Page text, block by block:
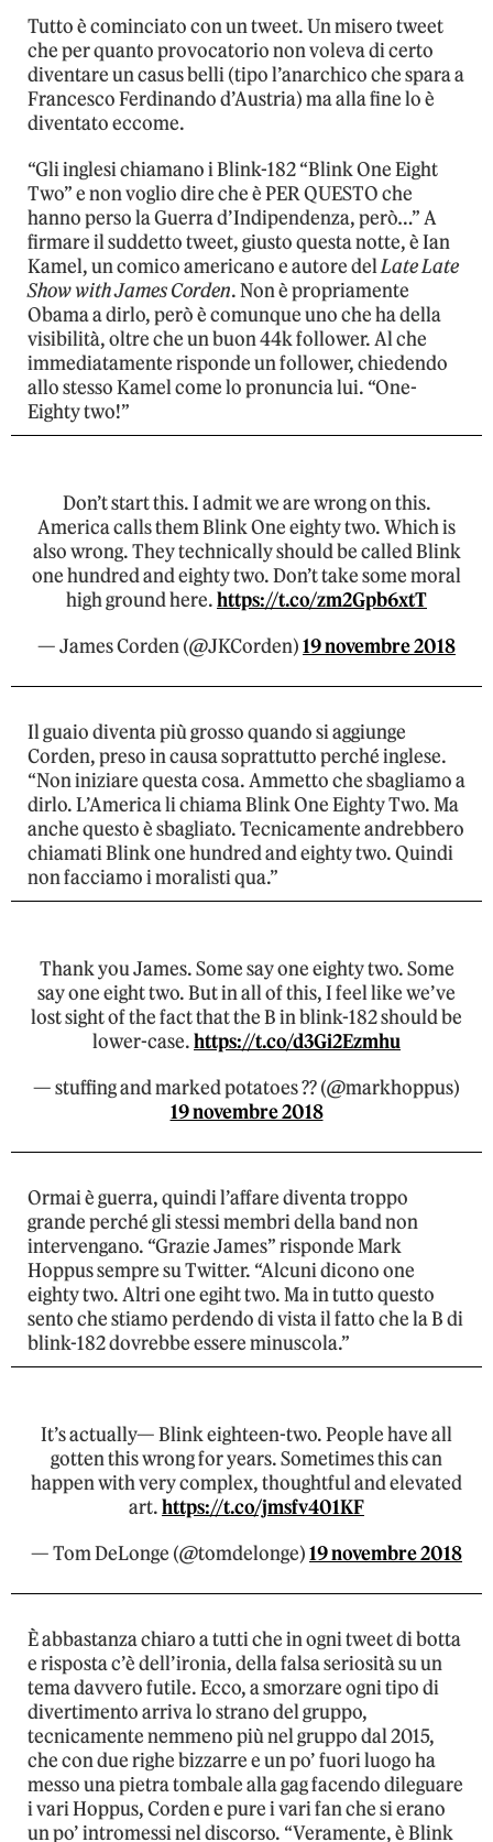
Tutto è cominciato con un tweet. Un misero tweet
che per quanto provocatorio non voleva di certo
diventare un casus belli (tipo l’anarchico che spara a
Francesco Ferdinando d’Austria) ma alla fine lo è
diventato eccome.
“Gli inglesi chiamano i Blink-182 “Blink One Eight
Two” e non voglio dire che è PER QUESTO che
hanno perso la Guerra d’Indipendenza, però…” A
firmare il suddetto tweet, giusto questa notte, è Ian
Kamel, un comico americano e autore delLate Late
Show with James Corden. Non è propriamente
Obama a dirlo, però è comunque uno che ha della
visibilità, oltre che un buon 44k follower. Al che
immediatamente risponde un follower, chiedendo
allo stesso Kamel come lo pronuncia lui. “One-
Eighty two!”
Don’t start this. I admit we are wrong on this.
America calls them Blink One eighty two. Which is
also wrong. They technically should be called Blink
one hundred and eighty two. Don’t take some moral
high ground here.https://t.co/zm2Gpb6xtT
— James Corden (@JKCorden)19 novembre 2018
Il guaio diventa più grosso quando si aggiunge
Corden, preso in causa soprattutto perché inglese.
“Non iniziare questa cosa. Ammetto che sbagliamo a
dirlo. L’America li chiama Blink One Eighty Two. Ma
anche questo è sbagliato. Tecnicamente andrebbero
chiamati Blink one hundred and eighty two. Quindi
non facciamo i moralisti qua.”
Thank you James. Some say one eighty two. Some
say one eight two. But in all of this, I feel like we’ve
lost sight of the fact that the B in blink-182 should be
lower-case.https://t.co/d3Gi2Ezmhu
— stuffing and marked potatoes ?️‍? (@markhoppus)
19 novembre 2018
Ormai è guerra, quindi l’affare diventa troppo
grande perché gli stessi membri della band non
intervengano. “Grazie James” risponde Mark
Hoppus sempre su Twitter. “Alcuni dicono one
eighty two. Altri one egiht two. Ma in tutto questo
sento che stiamo perdendo di vista il fatto che la B di
blink-182 dovrebbe essere minuscola.”
It’s actually— Blink eighteen-two. People have all
gotten this wrong for years. Sometimes this can
happen with very complex, thoughtful and elevated
art.https://t.co/jmsfv401KF
— Tom DeLonge (@tomdelonge)19 novembre 2018
È abbastanza chiaro a tutti che in ogni tweet di botta
e risposta c’è dell’ironia, della falsa seriosità su un
tema davvero futile. Ecco, a smorzare ogni tipo di
divertimento arriva lo strano del gruppo,
tecnicamente nemmeno più nel gruppo dal 2015,
che con due righe bizzarre e un po’ fuori luogo ha
messo una pietra tombale alla gag facendo dileguare
i vari Hoppus, Corden e pure i vari fan che si erano
un po’ intromessi nel discorso. “Veramente, è Blink